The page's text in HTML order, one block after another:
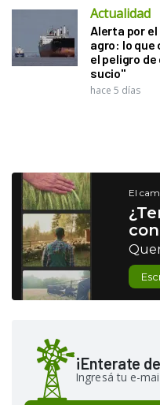
Actualidad
Alerta por
agro: lo que
el peligro
sucio"
hace 5 días
El
¡Enterate
Ingresá tu e-